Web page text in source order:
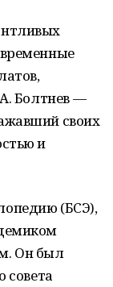
Болтнев —
своих
и
(БСЭ),
Он был
совета